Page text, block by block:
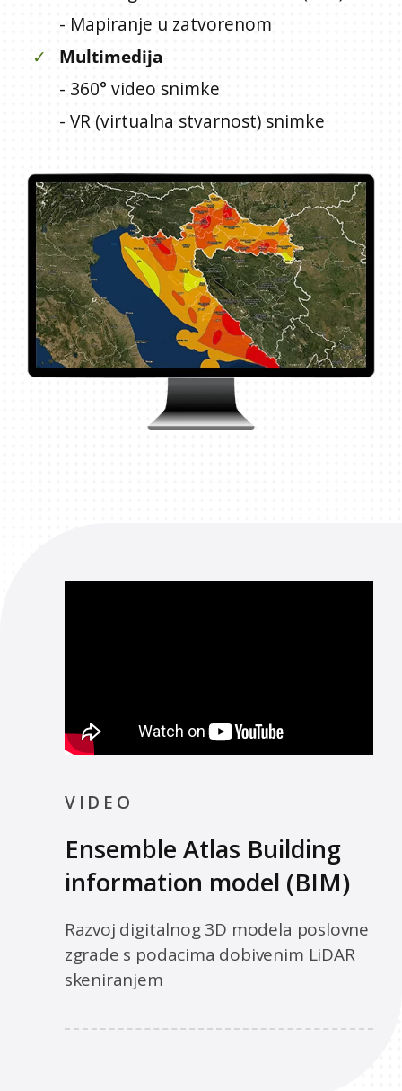
- Mapiranje u zatvorenom
✓
Multimedija
- 360° video snimke
- VR (virtualna stvarnost) snimke
VIDEO
Ensemble Atlas Building
information model (BIM)
Razvoj digitalnog 3D modela poslovne
zgrade s podacima dobivenim LiDAR
skeniranjem